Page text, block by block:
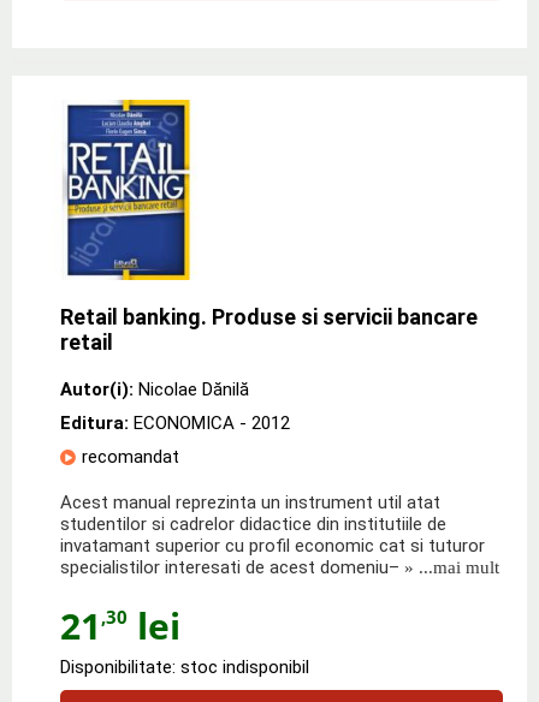
Retail banking. Produse si servicii bancare
retail
Autor(i): Nicolae Dănilă
Editura: ECONOMICA - 2012
recomandat
Acest manual reprezinta un instrument util atat
studentilor si cadrelor didactice din institutiile de
invatamant superior cu profil economic cat si tuturor
specialistilor interesati de acest domeniu– » ...mai mult
21 ,30 lei
Disponibilitate: stoc indisponibil